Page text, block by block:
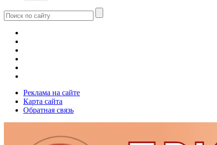
Реклама на сайте
Карта сайта
Обратная связь